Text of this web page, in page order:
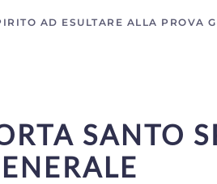
AD ESULTARE ALLA PROVA
SANTO